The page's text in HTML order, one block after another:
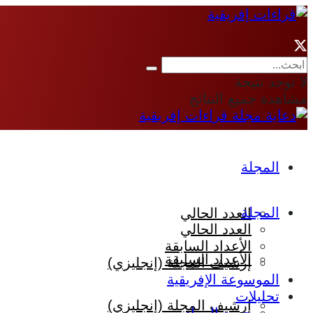
لا توجد نتيجة
مشاهدة جميع النتائج
المجلة
العدد الحالي
الأعداد السابقة
إرشيف المجلة (إنجليزي)
المجلة
العدد الحالي
الأعداد السابقة
إرشيف المجلة (إنجليزي)
الموسوعة الإفريقية
تحليلات